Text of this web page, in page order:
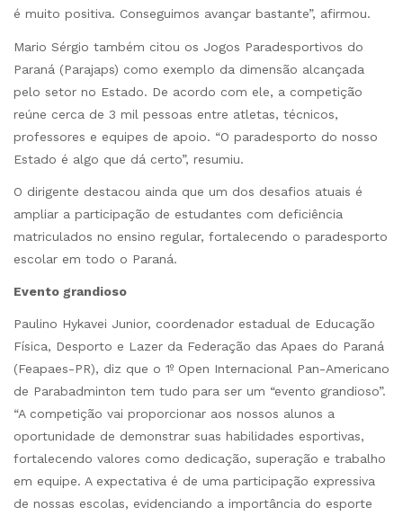
é muito positiva. Conseguimos avançar bastante”, afirmou.
Mario Sérgio também citou os Jogos Paradesportivos do
Paraná (Parajaps) como exemplo da dimensão alcançada
pelo setor no Estado. De acordo com ele, a competição
reúne cerca de 3 mil pessoas entre atletas, técnicos,
professores e equipes de apoio. “O paradesporto do nosso
Estado é algo que dá certo”, resumiu.
O dirigente destacou ainda que um dos desafios atuais é
ampliar a participação de estudantes com deficiência
matriculados no ensino regular, fortalecendo o paradesporto
escolar em todo o Paraná.
Evento grandioso
Paulino Hykavei Junior, coordenador estadual de Educação
Física, Desporto e Lazer da Federação das Apaes do Paraná
(Feapaes-PR), diz que o 1º Open Internacional Pan-Americano
de Parabadminton tem tudo para ser um “evento grandioso”.
“A competição vai proporcionar aos nossos alunos a
oportunidade de demonstrar suas habilidades esportivas,
fortalecendo valores como dedicação, superação e trabalho
em equipe. A expectativa é de uma participação expressiva
de nossas escolas, evidenciando a importância do esporte